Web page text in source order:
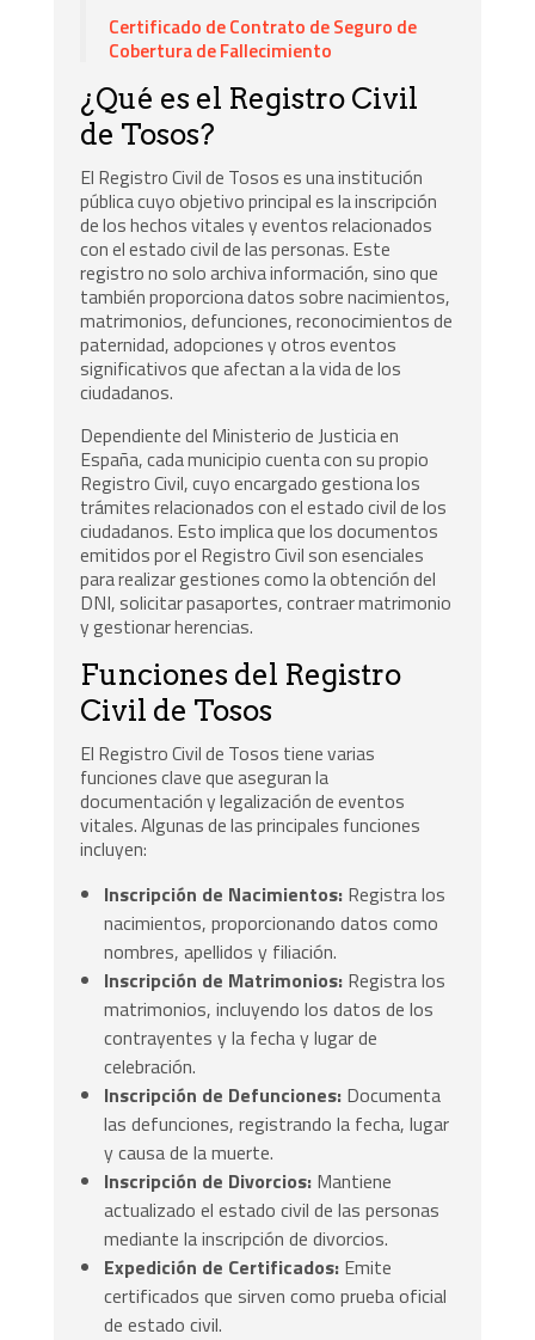
Certificado de Contrato de Seguro de
Cobertura de Fallecimiento
¿Qué es el Registro Civil
de Tosos?
El Registro Civil de Tosos es una institución
pública cuyo objetivo principal es la inscripción
de los hechos vitales y eventos relacionados
con el estado civil de las personas. Este
registro no solo archiva información, sino que
también proporciona datos sobre nacimientos,
matrimonios, defunciones, reconocimientos de
paternidad, adopciones y otros eventos
significativos que afectan a la vida de los
ciudadanos.
Dependiente del Ministerio de Justicia en
España, cada municipio cuenta con su propio
Registro Civil, cuyo encargado gestiona los
trámites relacionados con el estado civil de los
ciudadanos. Esto implica que los documentos
emitidos por el Registro Civil son esenciales
para realizar gestiones como la obtención del
DNI, solicitar pasaportes, contraer matrimonio
y gestionar herencias.
Funciones del Registro
Civil de Tosos
El Registro Civil de Tosos tiene varias
funciones clave que aseguran la
documentación y legalización de eventos
vitales. Algunas de las principales funciones
incluyen:
Inscripción de Nacimientos: Registra los
nacimientos, proporcionando datos como
nombres, apellidos y filiación.
Inscripción de Matrimonios: Registra los
matrimonios, incluyendo los datos de los
contrayentes y la fecha y lugar de
celebración.
Inscripción de Defunciones: Documenta
las defunciones, registrando la fecha, lugar
y causa de la muerte.
Inscripción de Divorcios: Mantiene
actualizado el estado civil de las personas
mediante la inscripción de divorcios.
Expedición de Certificados: Emite
certificados que sirven como prueba oficial
de estado civil.